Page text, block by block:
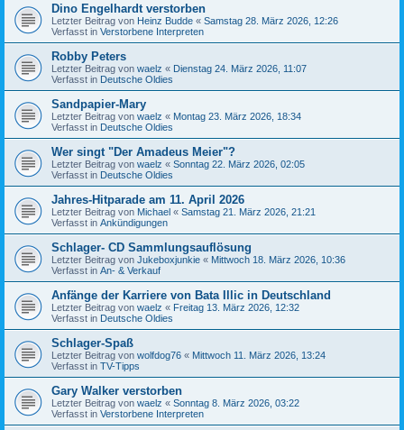
Dino Engelhardt verstorben
Letzter Beitrag von Heinz Budde « Samstag 28. März 2026, 12:26
Verfasst in Verstorbene Interpreten
Robby Peters
Letzter Beitrag von waelz « Dienstag 24. März 2026, 11:07
Verfasst in Deutsche Oldies
Sandpapier-Mary
Letzter Beitrag von waelz « Montag 23. März 2026, 18:34
Verfasst in Deutsche Oldies
Wer singt "Der Amadeus Meier"?
Letzter Beitrag von waelz « Sonntag 22. März 2026, 02:05
Verfasst in Deutsche Oldies
Jahres-Hitparade am 11. April 2026
Letzter Beitrag von Michael « Samstag 21. März 2026, 21:21
Verfasst in Ankündigungen
Schlager- CD Sammlungsauflösung
Letzter Beitrag von Jukeboxjunkie « Mittwoch 18. März 2026, 10:36
Verfasst in An- & Verkauf
Anfänge der Karriere von Bata Illic in Deutschland
Letzter Beitrag von waelz « Freitag 13. März 2026, 12:32
Verfasst in Deutsche Oldies
Schlager-Spaß
Letzter Beitrag von wolfdog76 « Mittwoch 11. März 2026, 13:24
Verfasst in TV-Tipps
Gary Walker verstorben
Letzter Beitrag von waelz « Sonntag 8. März 2026, 03:22
Verfasst in Verstorbene Interpreten